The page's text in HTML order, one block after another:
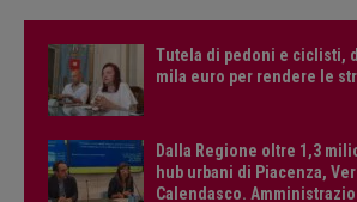
Tutela di pedoni e ciclisti,
mila euro per rendere le
Dalla Regione oltre 1,3
hub urbani di Piacenza,
Calendasco.